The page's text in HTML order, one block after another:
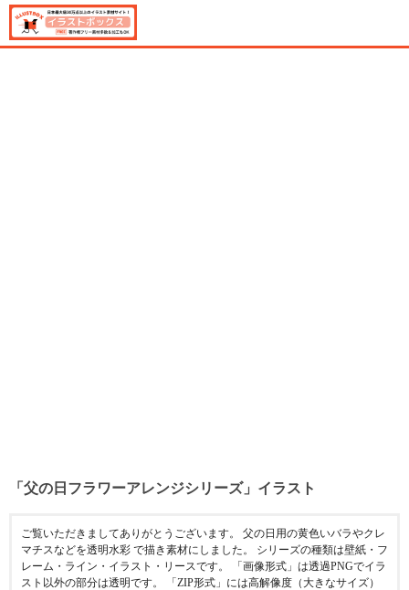
「父の日フラワーアレンジシリーズ」イラスト
ご覧いただきましてありがとうございます。 父の日用の黄色いバラやクレ
マチスなどを透明水彩 で描き素材にしました。 シリーズの種類は壁紙・フ
レーム・ライン・イラスト・リースです。 「画像形式」は透過PNGでイラ
スト以外の部分は透明です。 「ZIP形式」には高解像度（大きなサイズ）